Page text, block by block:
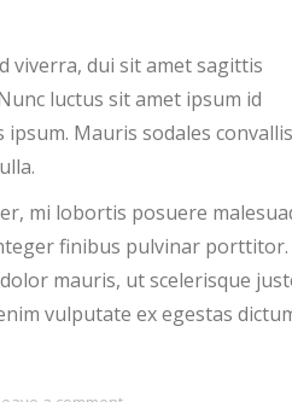
viverra, dui sit amet sagittis
luctus sit amet ipsum id
Mauris sodales convallis
mi lobortis posuere
finibus pulvinar porttitor.
mauris, ut scelerisque
vulputate ex egestas